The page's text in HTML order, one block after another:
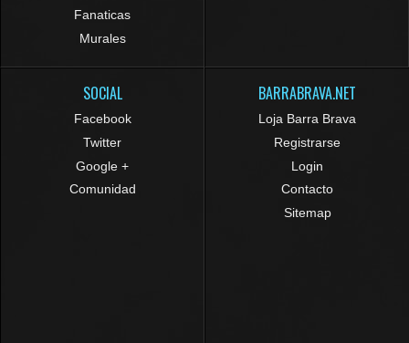
Fanaticas
Murales
SOCIAL
Facebook
Twitter
Google +
Comunidad
BARRABRAVA.NET
Loja Barra Brava
Registrarse
Login
Contacto
Sitemap